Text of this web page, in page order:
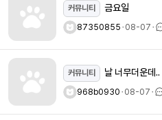
커뮤니티 금요일
87350855ㆍ08-07ㆍ
커뮤니티 날 너무더운데..
968b0930ㆍ08-07ㆍ